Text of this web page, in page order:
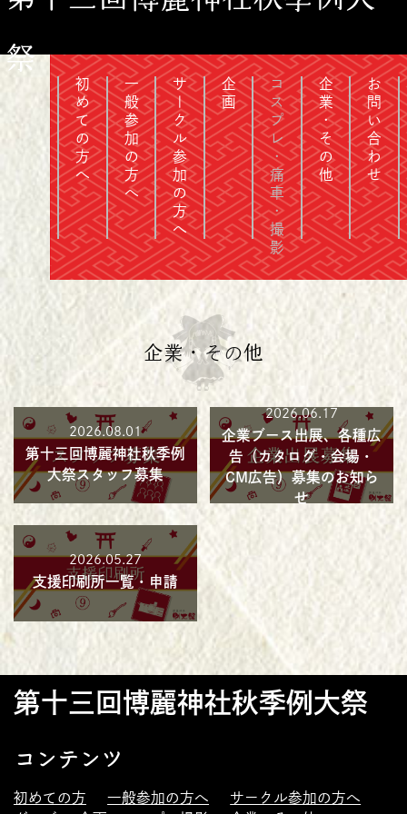
祭
初めての方へ 一般参加の方へ サークル参加の方へ 企画 コスプレ・痛車・撮影 企業・その他 お問い合わせ
企業・その他
2026.08.01
第十三回博麗神社秋季例
大祭スタッフ募集
2026.06.17
企業ブース出展、各種広
告（カタログ・会場・
CM広告）募集のお知ら
せ
2026.05.27
支援印刷所一覧・申請
第十三回博麗神社秋季例大祭
コンテンツ
初めての方 一般参加の方へ
サークル参加の方へ